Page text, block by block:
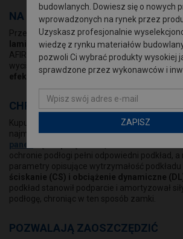
NA POCZĄTEK WYCISZAJĄ
Przede wszystkim ze względu na swoją
laminowane są dużo głośniejsze od innych
AFIRMAX PROTECTOR świetnie pochłaniają
wyciszają podłogę. Różnica w użytkowaniu
efekt stukania zostaje niemal zupełnie
CHRONIĄ NAJLEPIEJ
Kupując nową podłogę nie chcemy mieć z
najmniej parę lat.Najbardziej kruchym i
paneli
ochronie podłogi pełni odpowiedni podkład,
parametry opisujące wytrzymałość podkładu
ściskanie (CS) i obciążenie dynamiczne
podkład stanowił podparcie i amortyzował
podłogę, chroniąc w ten sposób zamki.
POZWALAJĄ ZAOSZCZĘDZIĆ
budowlanych. Dowiesz się o nowych
wprowadzonych na rynek przez
Uzyskasz profesjonalnie
wiedzę z rynku materiałów
pozwoli Ci wybrać produkty wysokiej
sprawdzone przez wykonawców i
ZAPISZ